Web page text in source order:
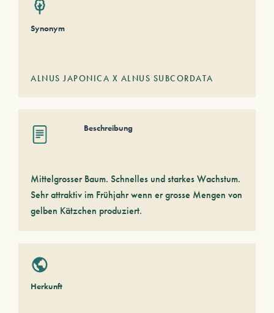
Synonym
ALNUS JAPONICA X ALNUS SUBCORDATA
Beschreibung
Mittelgrosser Baum. Schnelles und starkes Wachstum.
Sehr attraktiv im Frühjahr wenn er grosse Mengen von
gelben Kätzchen produziert.
Herkunft